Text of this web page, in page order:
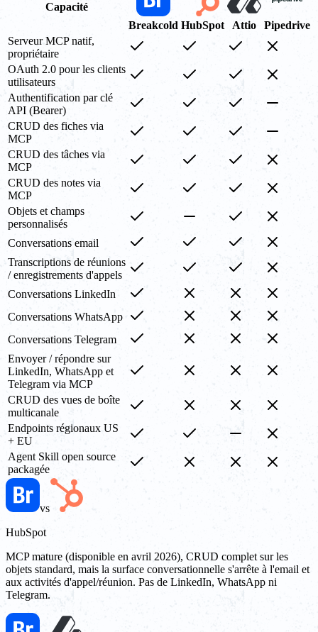
Capacité
Breakcold HubSpot Attio
Pipedrive
Serveur MCP natif,
propriétaire
OAuth 2.0 pour les clients
utilisateurs
Authentification par clé
API (Bearer)
CRUD des fiches via
MCP
CRUD des tâches via
MCP
CRUD des notes via
MCP
Objets et champs
personnalisés
Conversations email
Transcriptions de réunions
/ enregistrements d'appels
Conversations LinkedIn
Conversations WhatsApp
Conversations Telegram
Envoyer / répondre sur
LinkedIn, WhatsApp et
Telegram via MCP
CRUD des vues de boîte
multicanale
Endpoints régionaux US
+ EU
Agent Skill open source
packagée
vs
HubSpot
MCP mature (disponible en avril 2026), CRUD complet sur les
objets standard, mais la surface conversationnelle s'arrête à l'email et
aux activités d'appel/réunion. Pas de LinkedIn, WhatsApp ni
Telegram.